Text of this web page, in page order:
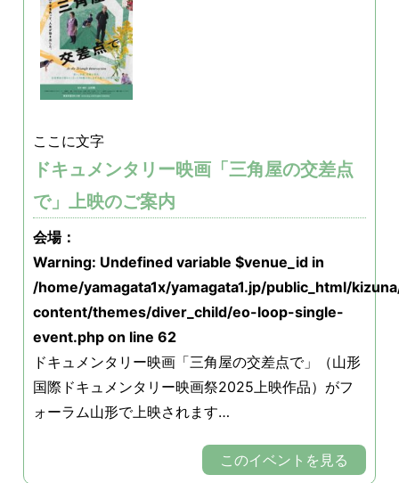
ここに文字
ドキュメンタリー映画「三角屋の交差点
で」上映のご案内
会場：
Warning: Undefined variable $venue_id in
/home/yamagata1x/yamagata1.jp/public_html/
content/themes/diver_child/eo-loop-single-
event.php on line 62
ドキュメンタリー映画「三角屋の交差点で」（山形
国際ドキュメンタリー映画祭2025上映作品）がフ
ォーラム山形で上映されます…
このイベントを見る